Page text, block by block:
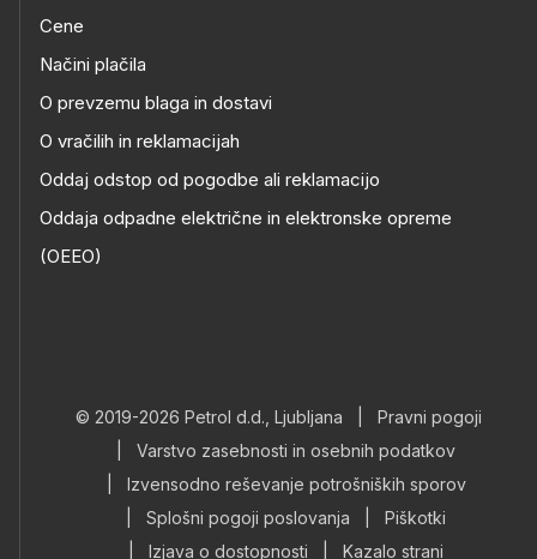
Cene
Načini plačila
O prevzemu blaga in dostavi
O vračilih in reklamacijah
Oddaj odstop od pogodbe ali reklamacijo
Oddaja odpadne električne in elektronske opreme
(OEEO)
© 2019-2026 Petrol d.d., Ljubljana
Pravni pogoji
Varstvo zasebnosti in osebnih podatkov
Izvensodno reševanje potrošniških sporov
Splošni pogoji poslovanja
Piškotki
Izjava o dostopnosti Kazalo strani